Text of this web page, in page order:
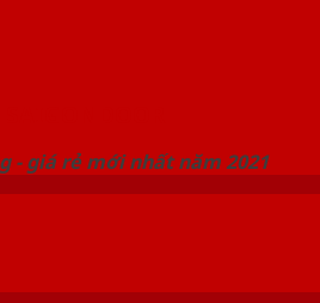
- giá rẻ mới nhất năm 2021